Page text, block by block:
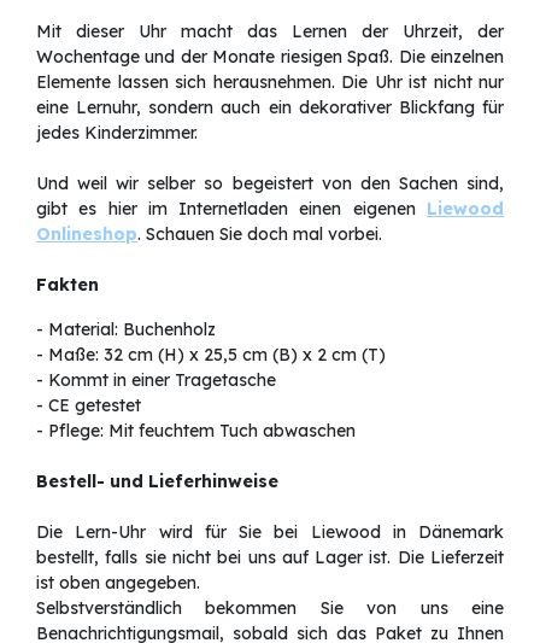
Mit dieser Uhr macht das Lernen der Uhrzeit, der
Wochentage und der Monate riesigen Spaß. Die einzelnen
Elemente lassen sich herausnehmen. Die Uhr ist nicht nur
eine Lernuhr, sondern auch ein dekorativer Blickfang für
jedes Kinderzimmer.
Und weil wir selber so begeistert von den Sachen sind,
gibt es hier im Internetladen einen eigenen Liewood
Onlineshop. Schauen Sie doch mal vorbei.
Fakten
- Material: Buchenholz
- Maße: 32 cm (H) x 25,5 cm (B) x 2 cm (T)
- Kommt in einer Tragetasche
- CE getestet
- Pflege: Mit feuchtem Tuch abwaschen
Bestell- und Lieferhinweise
Die Lern-Uhr wird für Sie bei Liewood in Dänemark
bestellt, falls sie nicht bei uns auf Lager ist. Die Lieferzeit
ist oben angegeben.
Selbstverständlich bekommen Sie von uns eine
Benachrichtigungsmail, sobald sich das Paket zu Ihnen